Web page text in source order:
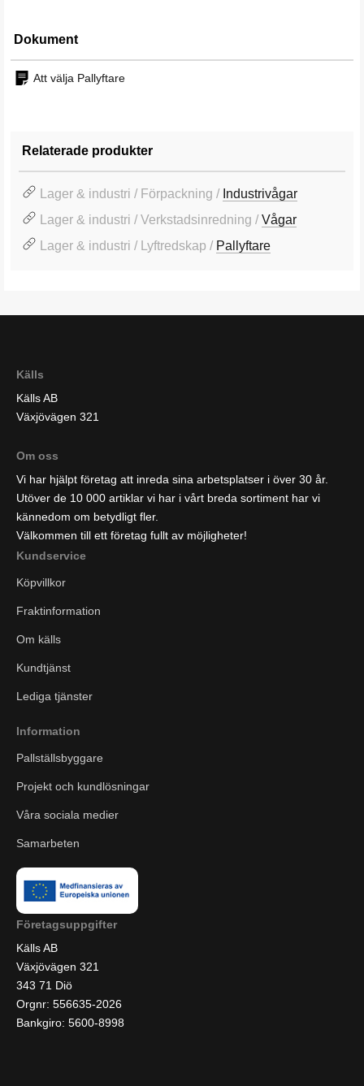
Dokument
Att välja Pallyftare
Relaterade produkter
Lager & industri / Förpackning / Industrivågar
Lager & industri / Verkstadsinredning /Vågar
Lager & industri / Lyftredskap / Pallyftare
Källs
Källs AB
Växjövägen 321
Om oss
Vi har hjälpt företag att inreda sina arbetsplatser i över 30 år.
Utöver de 10 000 artiklar vi har i vårt breda sortiment har vi
kännedom om betydligt fler.
Välkommen till ett företag fullt av möjligheter!
Kundservice
Köpvillkor
Fraktinformation
Om källs
Kundtjänst
Lediga tjänster
Information
Pallställsbyggare
Projekt och kundlösningar
Våra sociala medier
Samarbeten
Företagsuppgifter
Källs AB
Växjövägen 321
343 71 Diö
Orgnr: 556635-2026
Bankgiro: 5600-8998